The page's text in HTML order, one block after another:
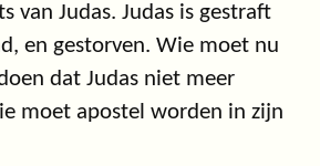
van Judas. Judas is gestraft
en gestorven. Wie moet nu
dat Judas niet meer
moet apostel worden in zijn